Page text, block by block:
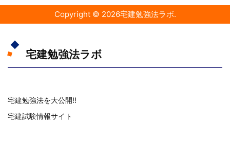
Copyright © 2026宅建勉強法ラボ.
宅建勉強法ラボ
宅建勉強法を大公開!!
宅建試験情報サイト